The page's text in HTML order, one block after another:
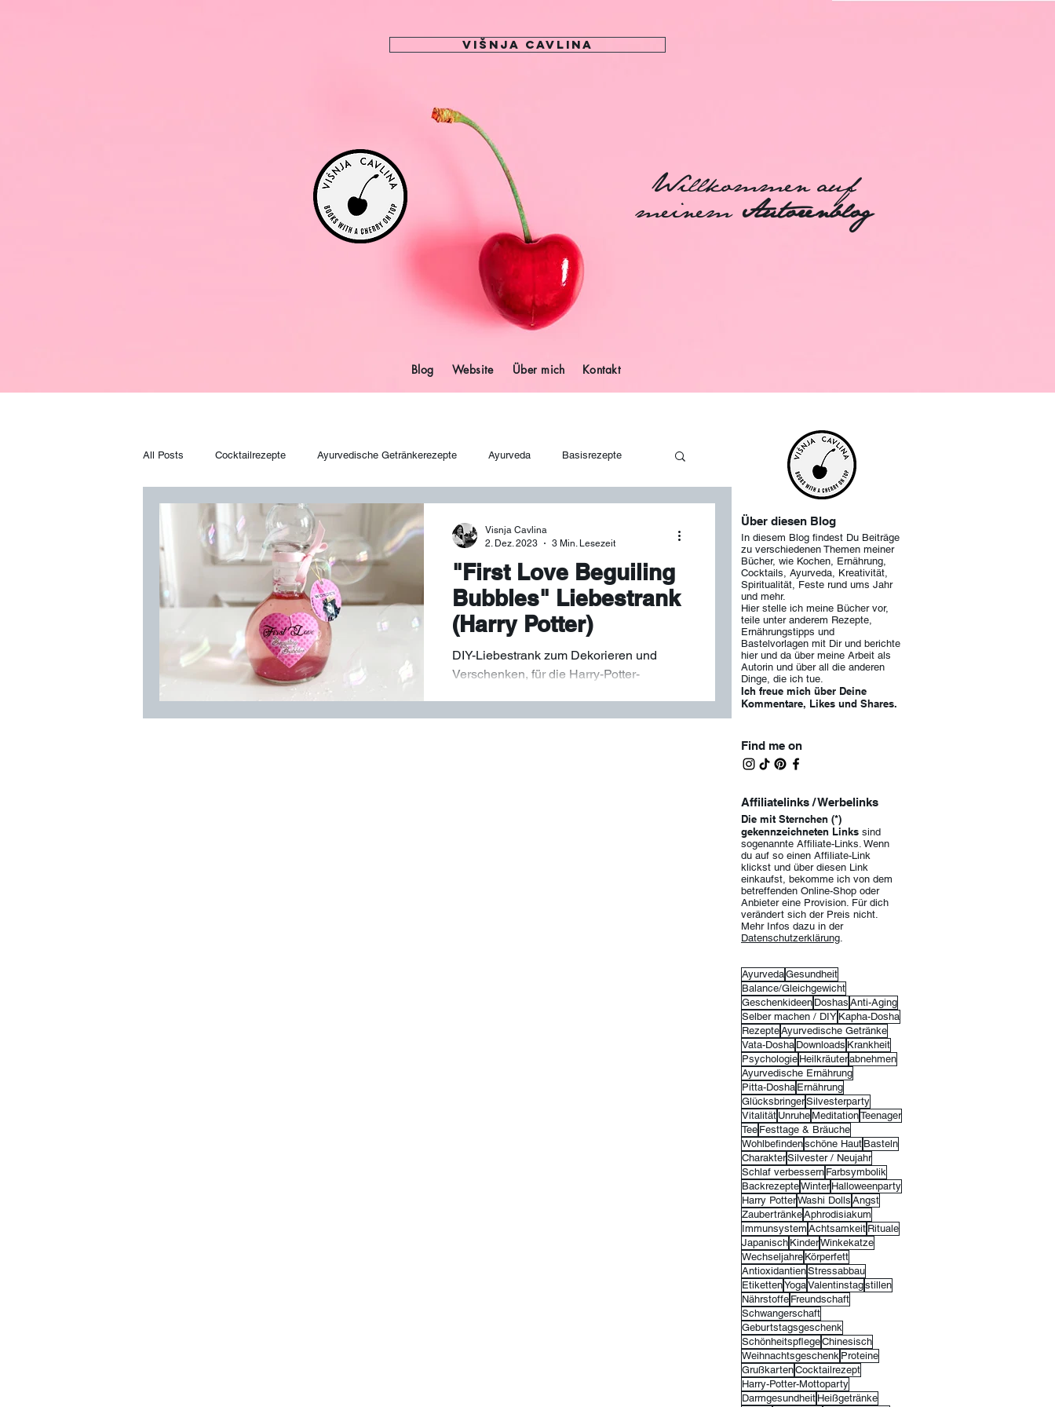
Višnja Cavlina
Willkommen auf
meinem Autorenblog
Blog Website Über mich Kontakt
All Posts Cocktailrezepte Ayurvedische Getränkerezepte Ayurveda Basisrezepte
Backrezepte Geschenkideen
Ernährung Ayurvedische Getränke Ayurvedische Ernährung Sirup
Washi Dolls Harry Potter
"First Love Beguiling
Bubbles" Liebestrank
(Harry Potter)
DIY-Liebestrank zum Dekorieren und
Verschenken, für die Harry-Potter-
Visnja Cavlina
2. Dez. 2023
3 Min. Lesezeit
Über diesen Blog
In diesem Blog findest Du Beiträge
zu verschiedenen Themen meiner
Bücher, wie Kochen, Ernährung,
Cocktails, Ayurveda, Kreativität,
Spiritualität, Feste rund ums Jahr
und mehr.
Hier stelle ich meine Bücher vor,
teile unter anderem Rezepte,
Ernährungstipps und
Bastelvorlagen mit Dir und berichte
hier und da über meine Arbeit als
Autorin und überall die anderen
Dinge, die ich tue.
Ich freue mich über Deine
Kommentare, Likes und Shares.
Find me on
Affiliatelinks / Werbelinks
Die mit Sternchen (*)
gekennzeichneten Links sind
sogenannte Affiliate-Links. Wenn
du auf so einen Affiliate-Link
klickst und über diesen Link
einkaufst, bekomme ich von dem
betreffenden Online-Shop oder
Anbieter eine Provision. Für dich
verändert sich der Preis nicht.
Mehr Infos dazu in der
Datenschutzerklärung.
AyurvedaGesundheit
Balance/Gleichgewicht
Geschenkideen Doshas Anti-Aging
Selber machen / DIY Kapha-Dosha
RezepteAyurvedische Getränke
Vata-Dosha Downloads Krankheit
Psychologie Heilkräuterabnehmen
Ayurvedische Ernährung
Pitta-Dosha Ernährung
GlücksbringerSilvesterparty
Vitalität Unruhe MeditationTeenager
Tee Festtage & Bräuche
Wohlbefindenschöne Haut Basteln
CharakterSilvester / Neujahr
Schlaf verbessern Farbsymbolik
BackrezepteWinter Halloweenparty
Harry PotterWashi Dolls Angst
ZaubertränkeAphrodisiakum
Immunsystem Achtsamkeit Rituale
Japanisch KinderWinkekatze
Wechseljahre Körperfett
AntioxidantienStressabbau
EtikettenYogaValentinstagstillen
Nährstoffe Freundschaft
Schwangerschaft
Geburtstagsgeschenk
SchönheitspflegeChinesisch
Weihnachtsgeschenk Proteine
GrußkartenCocktailrezept
Harry-Potter-Mottoparty
Darmgesundheit Heißgetränke